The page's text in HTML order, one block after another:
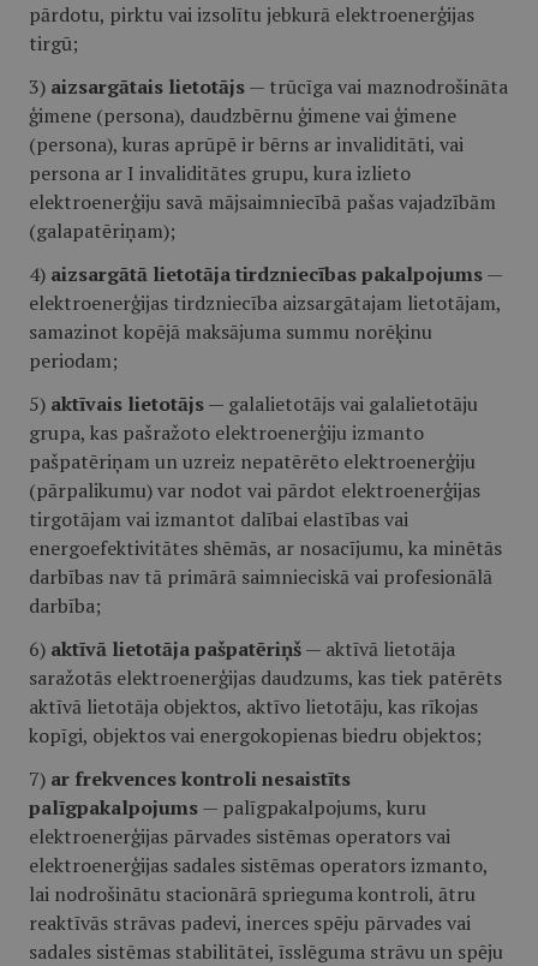
pārdotu, pirktu vai izsolītu jebkurā elektroenerģijas
tirgū;
3) aizsargātais lietotājs— trūcīga vai maznodrošināta
ģimene (persona), daudzbērnu ģimene vai ģimene
(persona), kuras aprūpē ir bērns ar invaliditāti, vai
persona ar I invaliditātes grupu, kura izlieto
elektroenerģiju savā mājsaimniecībā pašas vajadzībām
(galapatēriņam);
4) aizsargātā lietotāja tirdzniecības pakalpojums—
elektroenerģijas tirdzniecība aizsargātajam lietotājam,
samazinot kopējā maksājuma summu norēķinu
periodam;
5) aktīvais lietotājs— galalietotājs vai galalietotāju
grupa, kas pašražoto elektroenerģiju izmanto
pašpatēriņam un uzreiz nepatērēto elektroenerģiju
(pārpalikumu) var nodot vai pārdot elektroenerģijas
tirgotājam vai izmantot dalībai elastības vai
energoefektivitātes shēmās, ar nosacījumu, ka minētās
darbības nav tā primārā saimnieciskā vai profesionālā
darbība;
6) aktīvā lietotāja pašpatēriņš— aktīvā lietotāja
saražotās elektroenerģijas daudzums, kas tiek patērēts
aktīvā lietotāja objektos, aktīvo lietotāju, kas rīkojas
kopīgi, objektos vai energokopienas biedru objektos;
7) ar frekvences kontroli nesaistīts
palīgpakalpojums— palīgpakalpojums, kuru
elektroenerģijas pārvades sistēmas operators vai
elektroenerģijas sadales sistēmas operators izmanto,
lai nodrošinātu stacionārā sprieguma kontroli, ātru
reaktīvās strāvas padevi, inerces spēju pārvades vai
sadales sistēmas stabilitātei, īsslēguma strāvu un spēju